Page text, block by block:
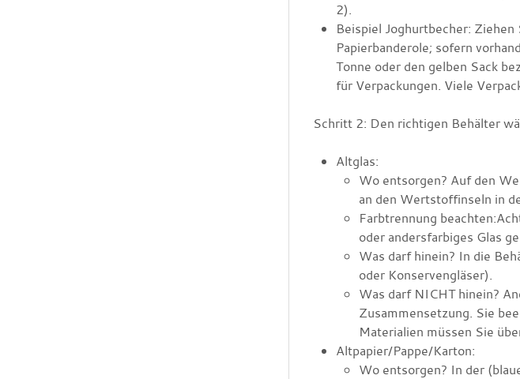
2).
Beispiel Joghurtbecher: Ziehen
Papierbanderole; sofern
Tonne oder den gelben Sack
für Verpackungen. Viele
Schritt 2: Den richtigen Behälter
Altglas:
Wo entsorgen? Auf den
an den Wertstoffinseln in
Farbtrennung
oder andersfarbiges Glas
Was darf hinein? In die
oder Konservengläser).
Was darf NICHT hinein?
Zusammensetzung. Sie
Materialien müssen Sie
Altpapier/Pappe/Karton:
Wo entsorgen? In der